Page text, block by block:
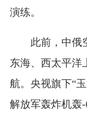
演练。
此前，中俄
东海、西太平洋
航。央视旗下“
解放军轰炸机轰